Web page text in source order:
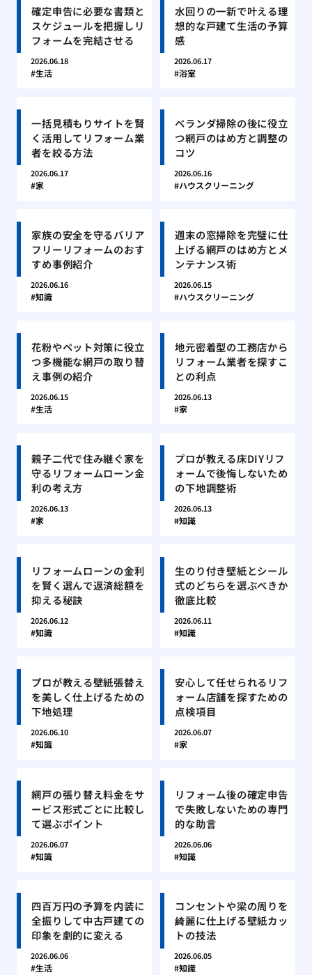
確定申告に必要な書類と
スケジュールを把握しリ
フォームを完結させる
2026.06.18
生活
水回りの一新で叶える理
想的な戸建て生活の予算
感
2026.06.17
浴室
一括見積もりサイトを賢
く活用してリフォーム業
者を絞る方法
2026.06.17
家
ベランダ掃除の後に役立
つ網戸のはめ方と調整の
コツ
2026.06.16
ハウスクリーニング
家族の安全を守るバリア
フリーリフォームのおす
すめ事例紹介
2026.06.16
知識
週末の窓掃除を完璧に仕
上げる網戸のはめ方とメ
ンテナンス術
2026.06.15
ハウスクリーニング
花粉やペット対策に役立
つ多機能な網戸の取り替
え事例の紹介
2026.06.15
生活
地元密着型の工務店から
リフォーム業者を探すこ
との利点
2026.06.13
家
親子二代で住み継ぐ家を
守るリフォームローン金
利の考え方
2026.06.13
家
プロが教える床DIYリフ
ォームで後悔しないため
の下地調整術
2026.06.13
知識
リフォームローンの金利
を賢く選んで返済総額を
抑える秘訣
2026.06.12
知識
生のり付き壁紙とシール
式のどちらを選ぶべきか
徹底比較
2026.06.11
知識
プロが教える壁紙張替え
を美しく仕上げるための
下地処理
2026.06.10
知識
安心して任せられるリフ
ォーム店舗を探すための
点検項目
2026.06.07
家
網戸の張り替え料金をサ
ービス形式ごとに比較し
て選ぶポイント
2026.06.07
知識
リフォーム後の確定申告
で失敗しないための専門
的な助言
2026.06.06
知識
四百万円の予算を内装に
全振りして中古戸建ての
印象を劇的に変える
2026.06.06
生活
コンセントや梁の周りを
綺麗に仕上げる壁紙カッ
トの技法
2026.06.05
知識